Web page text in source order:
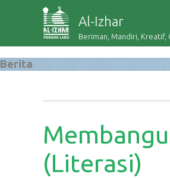
Al-Izhar
Beriman, Mandiri, Kreatif,
Berita
(Literasi)